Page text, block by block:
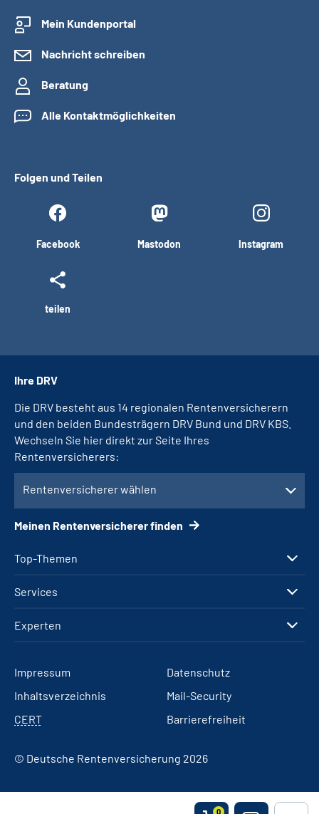
0
Mein Kundenportal
Nachricht schreiben
Beratung
Alle Kontaktmöglichkeiten
Folgen und Teilen
Facebook Mastodon Instagram
teilen
Top-Themen
Services
Experten
Ihre DRV
Die DRV besteht aus 14 regionalen Rentenversicherern
und den beiden Bundesträgern DRV Bund und DRV KBS.
Wechseln Sie hier direkt zur Seite Ihres
Rentenversicherers:
Rentenversicherer wählen
Meinen Rentenversicherer finden
Impressum
Datenschutz
Inhaltsverzeichnis
Mail-Security
CERT
Barrierefreiheit
© Deutsche Rentenversicherung 2026